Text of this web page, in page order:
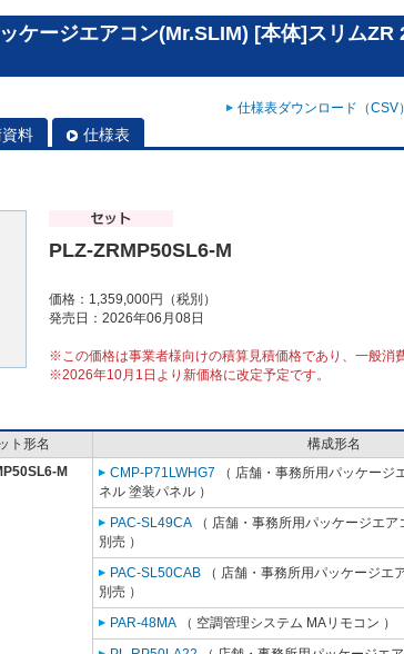
ケージエアコン(Mr.SLIM) [本体]スリムZR
仕様表ダウンロード（CSV
料 仕様表
PLZ-ZRMP50SL6-M
価格：1,359,000円（税別）
発売日：2026年06月08日
※この価格は事業者様向けの積算見積価格であり、一般消
※2026年10月1日より新価格に改定予定です。
ト形名 構成形名
M
CMP-P71LWHG7 （ 店舗・事務所用パッケージ
ネル 塗装パネル ）
PAC-SL49CA （ 店舗・事務所用パッケージエ
別売 ）
PAC-SL50CAB （ 店舗・事務所用パッケージエ
別売 ）
PAR-48MA （ 空調管理システム MAリモコン ）